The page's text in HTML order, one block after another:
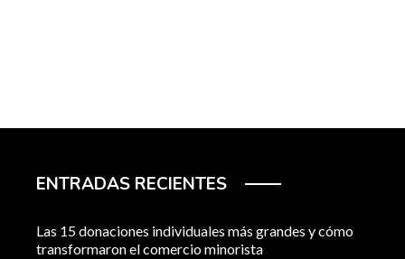
ENTRADAS RECIENTES
Las 15 donaciones individuales más grandes y cómo
transformaron el comercio minorista